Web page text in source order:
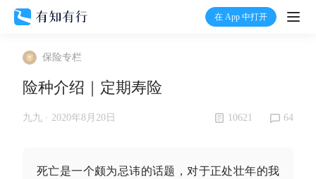
在 App 中打开
打
保险专栏
险种介绍｜定期寿险
九九 · 2020年8月20日 10621 64
死亡是一个颇为忌讳的话题，对于正处壮年的我